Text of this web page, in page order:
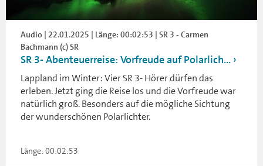
Audio | 22.01.2025 | Länge: 00:02:53 | SR 3 - Carmen
Bachmann (c) SR
SR 3- Abenteuerreise: Vorfreude auf Polarlich...
Lappland im Winter: Vier SR 3- Hörer dürfen das
erleben. Jetzt ging die Reise los und die Vorfreude war
natürlich groß. Besonders auf die mögliche Sichtung
der wunderschönen Polarlichter.
Länge: 00:02:53